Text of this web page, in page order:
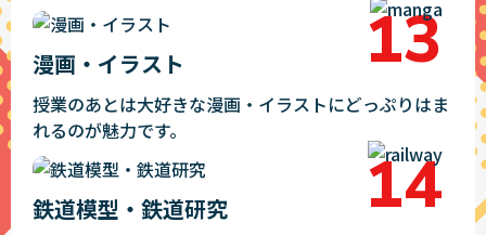
漫画・イラスト
授業のあとは大好きな漫画・イラストにどっぷりはま
れるのが魅力です。
鉄道模型・鉄道研究